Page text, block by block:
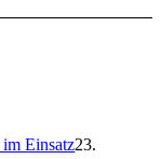
Einsatz23.